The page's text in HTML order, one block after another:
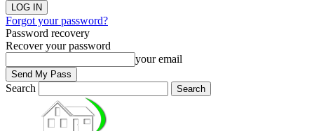
Forgot your password?
Password recovery
Recover your password
your email
Search